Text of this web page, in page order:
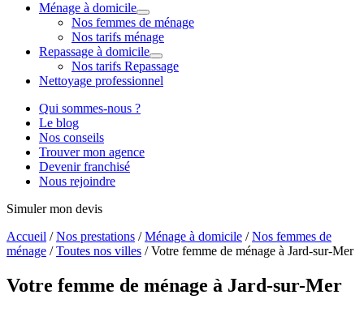
Ménage à domicile
Nos femmes de ménage
Nos tarifs ménage
Repassage à domicile
Nos tarifs Repassage
Nettoyage professionnel
Qui sommes-nous ?
Le blog
Nos conseils
Trouver mon agence
Devenir franchisé
Nous rejoindre
Simuler mon devis
Accueil /Nos prestations /Ménage à domicile /Nos femmes de
ménage /Toutes nos villes /Votre femme de ménage à Jard-sur-Mer
Votre femme de ménage à Jard-sur-Mer